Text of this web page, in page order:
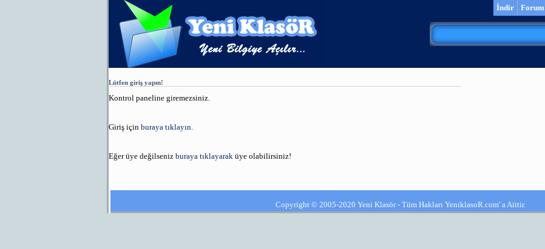
Forum
İndir
Lütfen giriş yapın!
Kontrol paneline giremezsiniz.
Giriş için buraya tıklayın
Eğer üye değilseniz buraya tıklayarak üye olabilirsiniz!
Copyright © 2005-2020 Yeni Klasör - Tüm Hakları YeniklasoR.com' a Aittir.